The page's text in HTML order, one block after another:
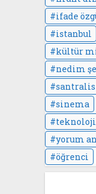
ifade
istanbul
kültür
nedim
sinema
teknoloji
yorum
öğrenci